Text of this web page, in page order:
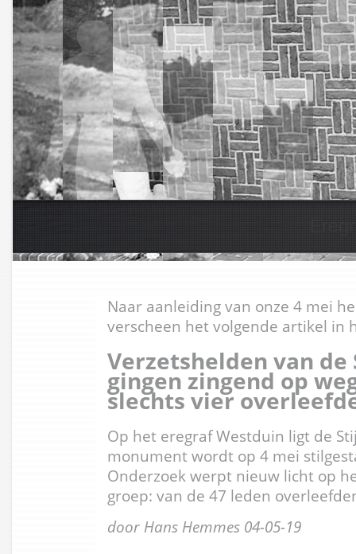
Naar aanleiding van onze 4 mei
verscheen het volgende artikel in
Verzetshelden van
gingen zingend op
slechts vier
Op het eregraf Westduin ligt de
monument wordt op 4 mei
Onderzoek werpt nieuw licht op
groep: van de 47 leden
door Hans Hemmes 04-05-19